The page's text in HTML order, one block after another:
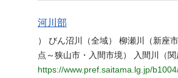
河川部
） びん沼川（全域） 柳瀬川（新座
点～狭山市・入間市境） 入間川（
https://www.pref.saitama.lg.jp/